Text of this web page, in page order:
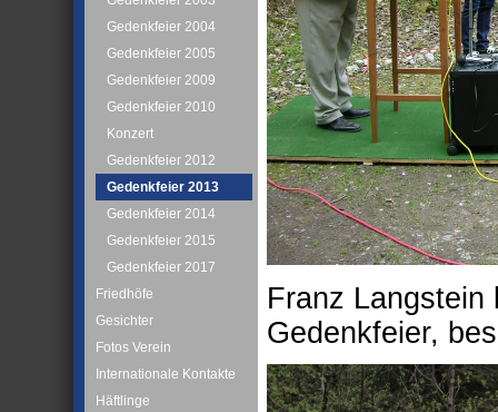
Gedenkfeier 2004
Gedenkfeier 2005
Gedenkfeier 2009
Gedenkfeier 2010
Konzert
Gedenkfeier 2012
Gedenkfeier 2013
Gedenkfeier 2014
Gedenkfeier 2015
Gedenkfeier 2017
Friedhöfe
Gesichter
Fotos Verein
Internationale Kontakte
Häftlinge
Franz Langstein
Gedenkfeier,